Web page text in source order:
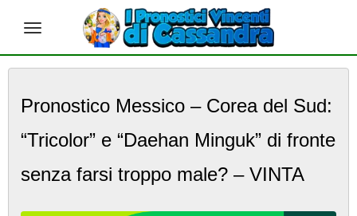
Pronostico Messico – Corea del Sud:
“Tricolor” e “Daehan Minguk” di fronte
senza farsi troppo male? – VINTA